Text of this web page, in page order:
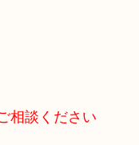
相談ください